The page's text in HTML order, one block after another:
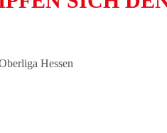
Hessen